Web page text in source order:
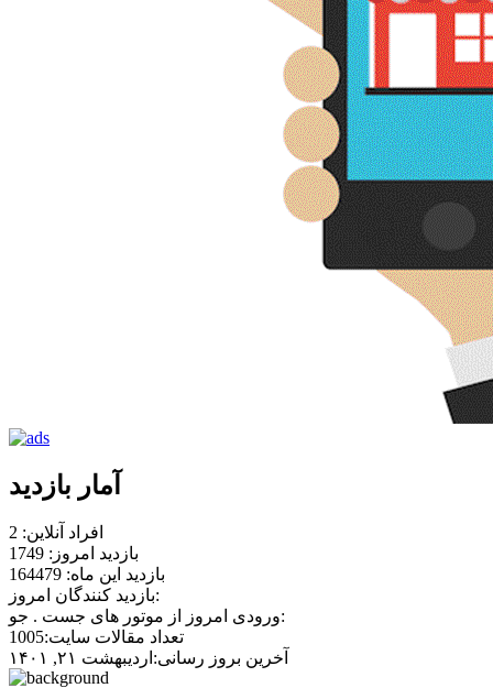
آمار بازدید
افراد آنلاین: 2
بازدید امروز: 1749
بازدید این ماه: 164479
بازدید کنندگان امروز:
ورودی امروز از موتور های جست . جو:
تعداد مقالات سایت:1005
آخرین بروز رسانی:اردیبهشت ۲۱, ۱۴۰۱